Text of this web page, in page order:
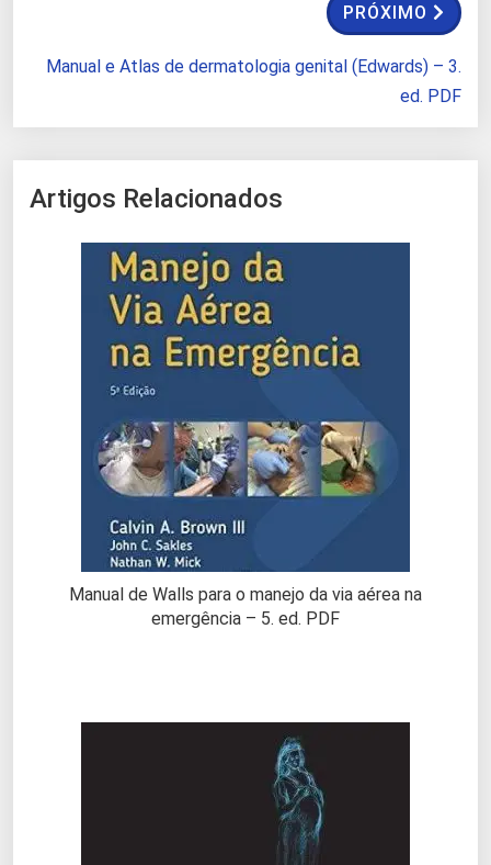
PRÓXIMO
Manual e Atlas de dermatologia genital (Edwards) – 3.
ed. PDF
Artigos Relacionados
Manual de Walls para o manejo da via aérea na
emergência – 5. ed. PDF